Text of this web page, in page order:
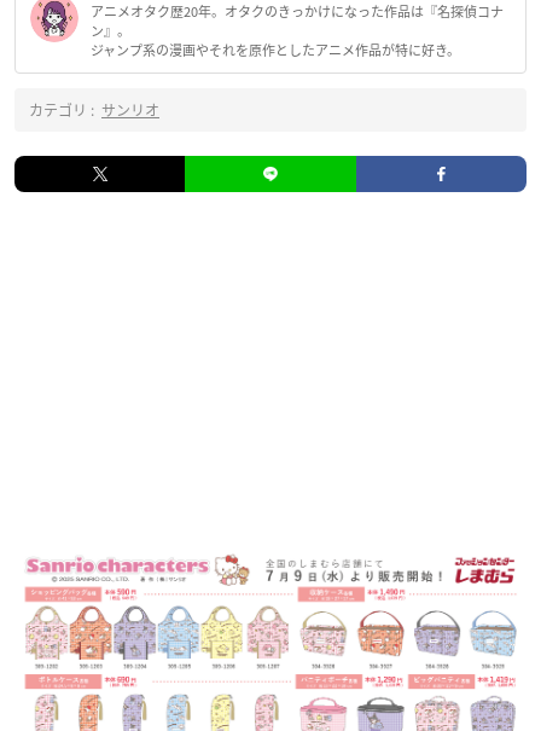
アニメオタク歴20年。オタクのきっかけになった作品は『名探偵コナ
ン』。
ジャンプ系の漫画やそれを原作としたアニメ作品が特に好き。
カテゴリ : サンリオ